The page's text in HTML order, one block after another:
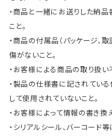
・商品と一緒にお送りした納品
こと。
・商品の付属品（パッケージ、
傷がないこと。
・お客様による商品の取り扱
・製品の仕様書に記されてい
して使用されていないこと。
・お客様によって情報の書き換
・シリアルシール、バーコード